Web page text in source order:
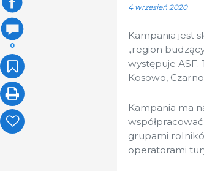
0
4 wrzesień 2020
Kampania jest
„region
występuje ASF.
Kosowo,
Kampania ma
grupami
operatorami